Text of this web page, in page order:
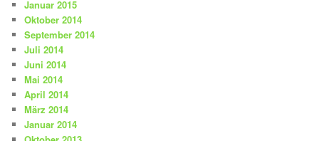
Januar 2015
Oktober 2014
September 2014
Juli 2014
Juni 2014
Mai 2014
April 2014
März 2014
Januar 2014